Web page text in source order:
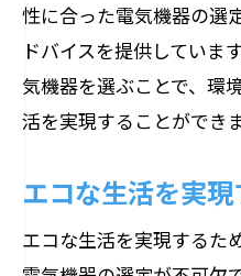
家庭用から業務用
機器の選び方
家庭用電気機器
業務用電気機器
長野県の家庭
ス
性に合った電気機器の選
ドバイスを提供していま
気機器を選ぶことで、環
活を実現することができま
エコな生活を実
エコな生活を実現するた